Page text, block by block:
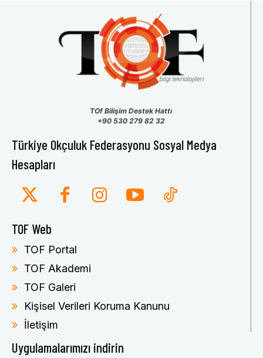
TOf Bilişim Destek Hattı
+90 530 279 82 32
Türkiye Okçuluk Federasyonu Sosyal Medya
Hesapları
TOF Web
TOF Portal
TOF Akademi
TOF Galeri
Kişisel Verileri Koruma Kanunu
İletişim
Uygulamalarımızı indirin